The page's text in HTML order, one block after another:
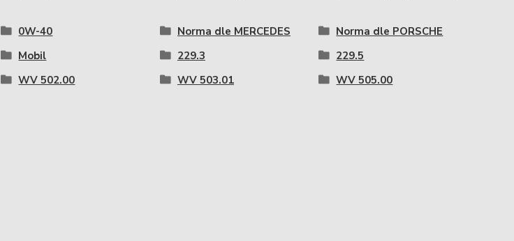
0W-40 Norma dle MERCEDES
Norma dle PORSCHE
Mobil 229.3
229.5
WV 502.00 WV 503.01 WV 505.00